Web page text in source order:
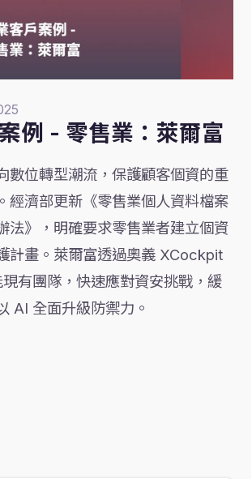
例 - 零售業：萊爾富
數位轉型潮流，保護顧客個資的重
經濟部更新《零售業個人資料檔案
法》，明確要求零售業者建立個資
計畫。萊爾富透過奧義 XCockpit
有團隊，快速應對資安挑戰，緩
AI 全面升級防禦力。